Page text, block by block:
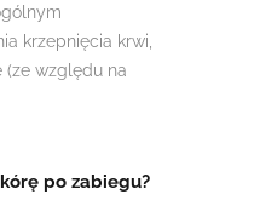
krzepnięcia krwi,
(ze względu na
po zabiegu?